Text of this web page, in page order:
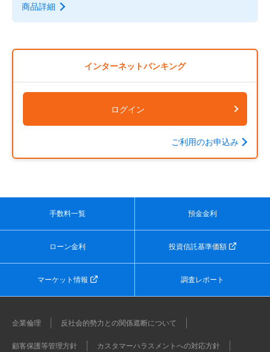
商品詳細
インターネットバンキング
ログイン
ご利用のお申込み
手数料一覧 預金金利
ローン金利 投資信託基準価額
マーケット情報 調査レポート
企業倫理 反社会的勢力との関係遮断について
顧客保護等管理方針 カスタマーハラスメントへの対応方針